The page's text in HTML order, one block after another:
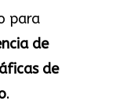
para
de
de
.